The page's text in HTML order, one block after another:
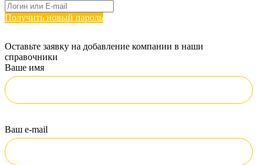
Получить новый пароль
Оставьте заявку на добавление компании в наши
справочники
Ваше имя
Ваш e-mail